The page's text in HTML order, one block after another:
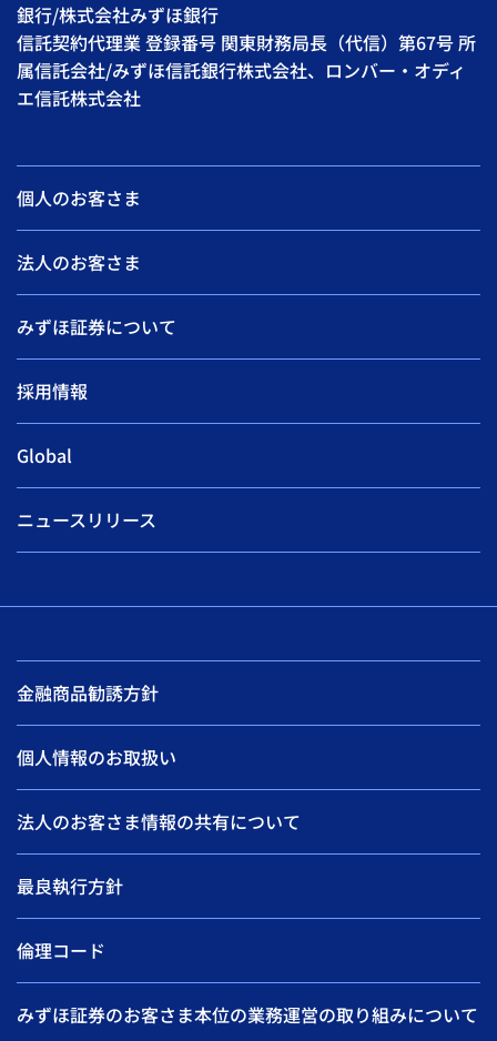
銀行/株式会社みずほ銀行
信託契約代理業 登録番号 関東財務局長（代信）第67号 所
属信託会社/みずほ信託銀行株式会社、ロンバー・オディ
エ信託株式会社
個人のお客さま
法人のお客さま
みずほ証券について
採用情報
Global
ニュースリリース
金融商品勧誘方針
個人情報のお取扱い
法人のお客さま情報の共有について
最良執行方針
倫理コード
みずほ証券のお客さま本位の業務運営の取り組みについて